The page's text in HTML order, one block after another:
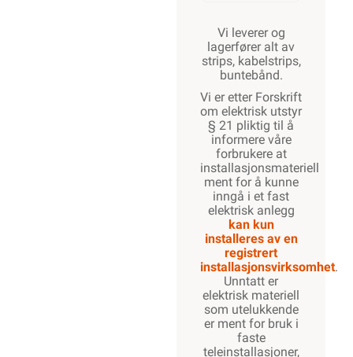
Vi leverer og
lagerfører alt av
strips, kabelstrips,
buntebånd.
Vi er etter Forskrift
om elektrisk utstyr
§ 21 pliktig til å
informere våre
forbrukere at
installasjonsmateriell
ment for å kunne
inngå i et fast
elektrisk anlegg
kan kun
installeres av en
registrert
installasjonsvirksomhet.
Unntatt er
elektrisk materiell
som utelukkende
er ment for bruk i
faste
teleinstallasjoner,